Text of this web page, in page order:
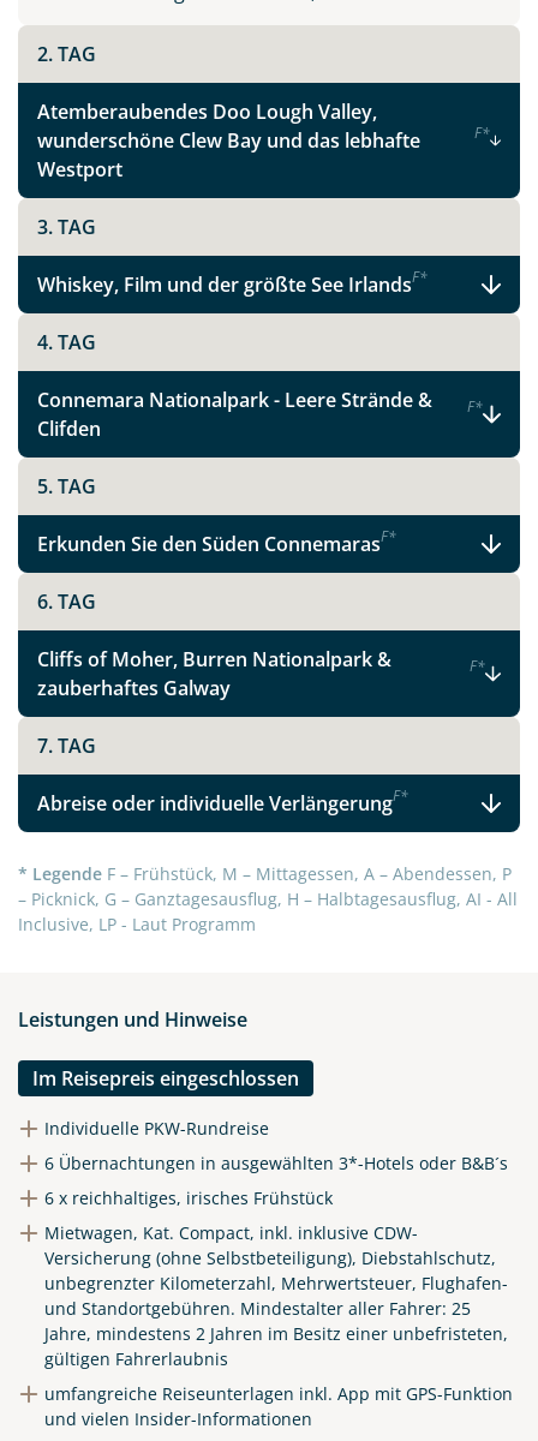
Instagram
WhatsApp
Telegram
per E-Mail senden
Link kopieren
2. TAG
Atemberaubendes Doo Lough Valley,
wunderschöne Clew Bay und das lebhafte
Westport
F*
3. TAG
Whiskey, Film und der größte See IrlandsF*
4. TAG
Connemara Nationalpark - Leere Strände &
Clifden
F*
5. TAG
Erkunden Sie den Süden ConnemarasF*
6. TAG
Cliffs of Moher, Burren Nationalpark &
zauberhaftes Galway
F*
7. TAG
Abreise oder individuelle VerlängerungF*
* Legende F – Frühstück, M – Mittagessen, A – Abendessen, P
– Picknick, G – Ganztagesausflug, H – Halbtagesausflug, AI - All
Inclusive, LP - Laut Programm
Leistungen und Hinweise
Im Reisepreis eingeschlossen
Individuelle PKW-Rundreise
6 Übernachtungen in ausgewählten 3*-Hotels oder B&B´s
6 x reichhaltiges, irisches Frühstück
Mietwagen, Kat. Compact, inkl. inklusive CDW-
Versicherung (ohne Selbstbeteiligung), Diebstahlschutz,
unbegrenzter Kilometerzahl, Mehrwertsteuer, Flughafen-
und Standortgebühren. Mindestalter aller Fahrer: 25
Jahre, mindestens 2 Jahren im Besitz einer unbefristeten,
gültigen Fahrerlaubnis
umfangreiche Reiseunterlagen inkl. App mit GPS-Funktion
und vielen Insider-Informationen